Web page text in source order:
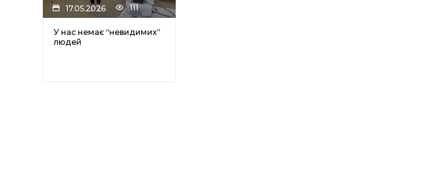
17.05.2026 111
У нас немає “невидимих”
людей